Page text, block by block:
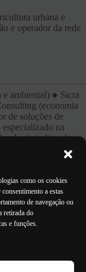
como os cookies
a estas
de navegação ou
retirada do
e funções.
urbana e
e operador da rede
e ambiental) ● Sicra
(economia
de soluções de
na
(editor de
(criação
de concepção de
PRÓXIMO